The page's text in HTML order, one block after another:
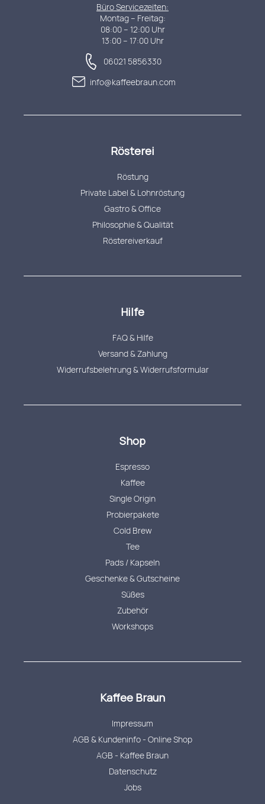
Büro Servicezeiten:
Montag – Freitag:
08:00 – 12:00 Uhr
13:00 – 17:00 Uhr
06021 5856330
info@kaffeebraun.com
Rösterei
Röstung
Private Label & Lohnröstung
Gastro & Office
Philosophie & Qualität
Röstereiverkauf
Hilfe
FAQ & Hilfe
Versand & Zahlung
Widerrufsbelehrung & Widerrufsformular
Shop
Espresso
Kaffee
Single Origin
Probierpakete
Cold Brew
Tee
Pads / Kapseln
Geschenke & Gutscheine
Süßes
Zubehör
Workshops
Kaffee Braun
Impressum
AGB & Kundeninfo - Online Shop
AGB - Kaffee Braun
Datenschutz
Jobs